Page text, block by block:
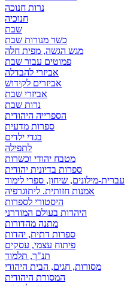
נרות חנוכה
חנוכיה
שבת
כשר מנורות שבת
מגש הגשה, מפית חלה
פמוטים עבור שבת
אביזרי להבדלה
אביזרים לקידוש
אביזרי שבת
נרות שבת
הספרייה היהודית
ספרות מדעית
בגדי ילדים
לתפילה
מטבח יהודי וכשרות
ספרות בדיונית יהודית
עברית-מילונים, שיחון, ספרי לימוד
אמנות חזותית. ליתוגרפיה
היסטורי לספרות
היהדות בעולם המודרני
מתנה מהדורות
ספרות דתית, יהדות
פיתוח עצמי, עסקים
תנ"ך, תלמוד
מסורות, חגים, הבית היהודי
המסורת היהודית